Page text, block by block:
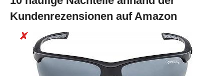
Kundenrezensionen auf Amazon